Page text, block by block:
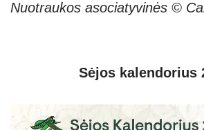
Nuotraukos asociatyvinės ©
Sėjos kalendorius